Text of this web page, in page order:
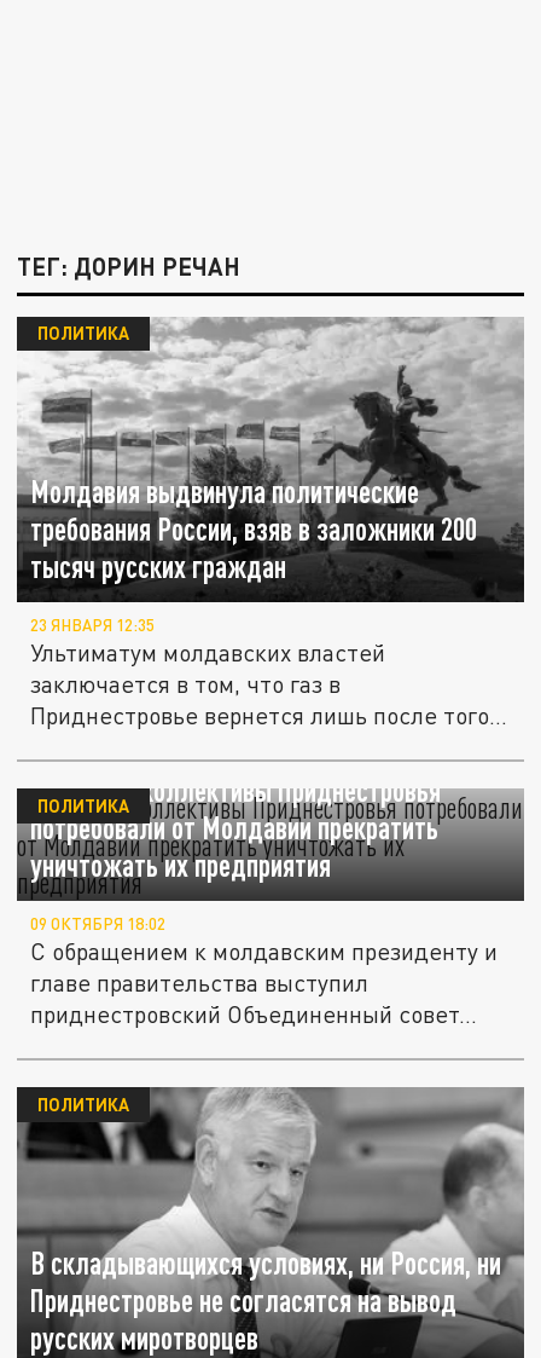
ТЕГ: ДОРИН РЕЧАН
Молдавия выдвинула политические
требования России, взяв в заложники 200
тысяч русских граждан
ПОЛИТИКА
23 ЯНВАРЯ 12:35
Ультиматум молдавских властей
заключается в том, что газ в
Приднестровье вернется лишь после того,
Трудовые коллективы Приднестровья
потребовали от Молдавии прекратить
уничтожать их предприятия
ПОЛИТИКА
09 ОКТЯБРЯ 18:02
С обращением к молдавским президенту и
главе правительства выступил
приднестровский Объединенный совет...
В складывающихся условиях, ни Россия, ни
Приднестровье не согласятся на вывод
русских миротворцев
ПОЛИТИКА